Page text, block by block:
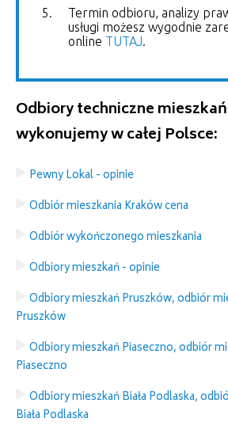
Termin odbioru, analizy
usługi możesz wygodnie
online TUTAJ
Odbiory techniczne
wykonujemy w całej Polsce:
Pewny Lokal - opinie
Odbiór mieszkania Kraków cena
Odbiór wykończonego mieszkania
Odbiory mieszkań - opinie
Odbiory mieszkań Pruszków, odbiór
Pruszków
Odbiory mieszkań Piaseczno, odbiór
Piaseczno
Odbiory mieszkań Biała Podlaska,
Biała Podlaska